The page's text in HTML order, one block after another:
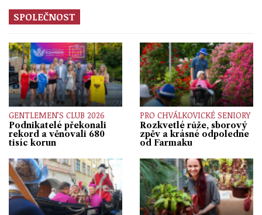
SPOLEČNOST
GENTLEMEN’S CLUB 2026
Podnikatelé překonali
rekord a věnovali 680
tisíc korun
PRO CHVÁLKOVICKÉ SENIORY
Rozkvetlé růže, sborový
zpěv a krásné odpoledne
od Farmaku